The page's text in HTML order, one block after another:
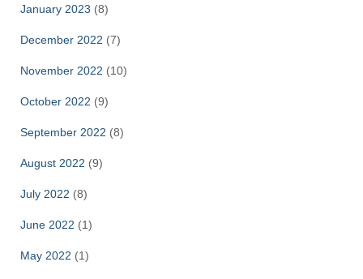
January 2023 (8)
December 2022 (7)
November 2022 (10)
October 2022 (9)
September 2022 (8)
August 2022 (9)
July 2022 (8)
June 2022 (1)
May 2022 (1)